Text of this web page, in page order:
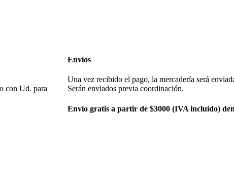
con Ud. para
Envíos
Una vez recibido el pago, la mercadería será
Serán enviados previa coordinación.
Envío gratis a partir de $3000 (IVA incluido)